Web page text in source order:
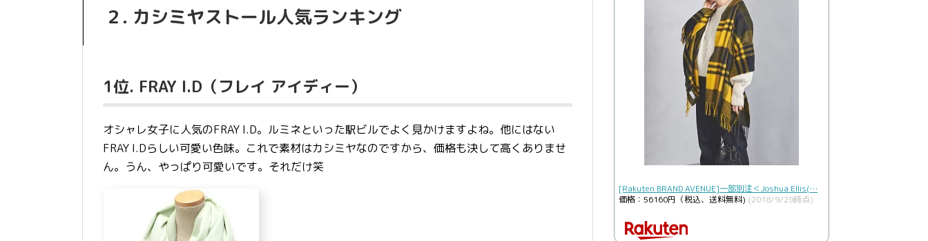
２. カシミヤストール人気ランキング
1位. FRAY I.D（フレイ アイディー）
オシャレ女子に人気のFRAY I.D。ルミネといった駅ビルでよく見かけますよね。他にはない
FRAY I.Dらしい可愛い色味。これで素材はカシミヤなのですから、価格も決して高くありませ
ん。うん、やっぱり可愛いです。それだけ笑
[Rakuten BRAND AVENUE]一部別注＜Joshua Ellis(…
価格：56160円（税込、送料無料) (2018/9/29時点)